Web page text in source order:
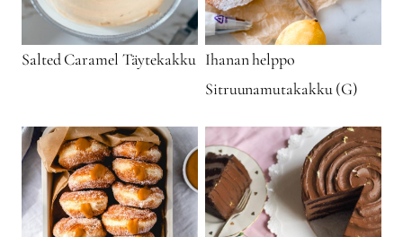
Salted Caramel Täytekakku Ihanan helppo
Sitruunamutakakku (G)